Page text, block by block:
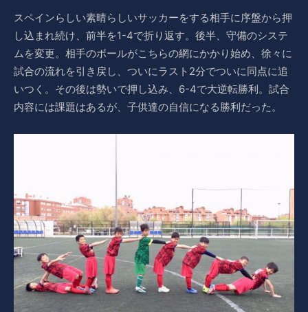
スペインらしい素晴らしいサッカーをする相手に序盤から押
し込まれ続け、前半を1-4で折り返す。後半、守備のシステ
ムを変更。相手のボールがこちらの網にかかり始め、徐々に
試合の流れを引き戻し、ついにラスト2分でついに同点に追
いつく。その後は勢いで押し込み、6-4で大逆転勝利。試合
内容には課題はあるが、子供達の自信になる勝利だった。